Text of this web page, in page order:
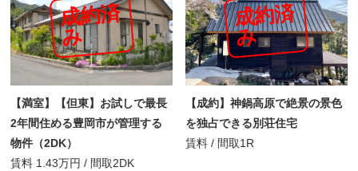
成
約
済
み
【満室】【但東】お試しで最長
2年間住める豊岡市が管理する
物件（2DK）
賃料 1.43万円 / 間取2DK
成
約
済
み
【成約】神鍋高原で絶景の景色
を独占できる別荘住宅
賃料 / 間取1R